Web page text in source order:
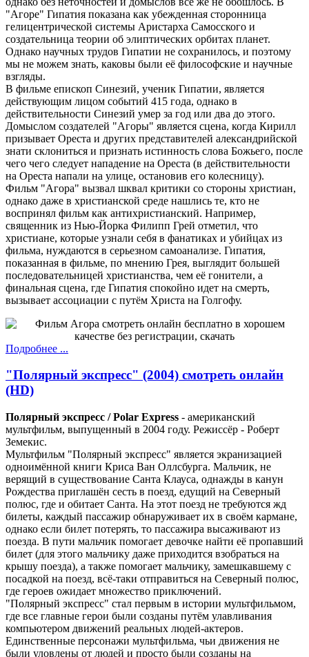
"Агоре" Гипатия показана как убежденная сторонница
гелицентрической системы Аристарха Самосского и
создательница теории об элиптических орбитах планет.
Однако научных трудов Гипатии не сохранилось, и поэтому
мы не можем знать, каковы были её философские и научные
взгляды.
В фильме епископ Синезий, ученик Гипатии, является
действующим лицом событий 415 года, однако в
действительности Синезий умер за год или два до этого.
Домыслом создателей "Агоры" является сцена, когда Кирилл
призывает Ореста и других представителей александрийской
знати склониться и признать истинность слова Божьего, после
чего чего следует нападение на Ореста (в действительности
на Ореста напали на улице, остановив его колесницу).
Фильм "Агора" вызвал шквал критики со стороны христиан,
однако даже в христианской среде нашлись те, кто не
воспринял фильм как антихристианский. Например,
священник из Нью-Йорка Филипп Грей отметил, что
христиане, которые узнали себя в фанатиках и убийцах из
фильма, нуждаются в серьезном самоанализе. Гипатия,
показанная в фильме, по мнению Грея, выглядит большей
последовательницей христианства, чем её гонители, а
финальная сцена, где Гипатия спокойно идет на смерть,
вызывает ассоциации с путём Христа на Голгофу.
Подробнее ...
"Полярный экспресс" (2004) смотреть онлайн
(HD)
Полярный экспресс / Polar Express - американский
мультфильм, выпущенный в 2004 году. Режиссёр - Роберт
Земекис.
Мультфильм "Полярный экспресс" является экранизацией
одноимённой книги Криса Ван Оллсбурга. Мальчик, не
верящий в существование Санта Клауса, однажды в канун
Рождества приглашён сесть в поезд, едущий на Северный
полюс, где и обитает Санта. На этот поезд не требуются жд
билеты, каждый пассажир обнаруживает их в своём кармане,
однако если билет потерять, то пассажира высаживают из
поезда. В пути мальчик помогает девочке найти её пропавший
билет (для этого мальчику даже приходится взобраться на
крышу поезда), а также помогает мальчику, замешкавшему с
посадкой на поезд, всё-таки отправиться на Северный полюс,
где героев ожидает множество приключений.
"Полярный экспресс" стал первым в истории мультфильмом,
где все главные герои были созданы путём улавливания
компьютером движений реальных людей-актеров.
Единственные персонажи мультфильма, чьи движения не
были уловлены от людей и просто были созданы на